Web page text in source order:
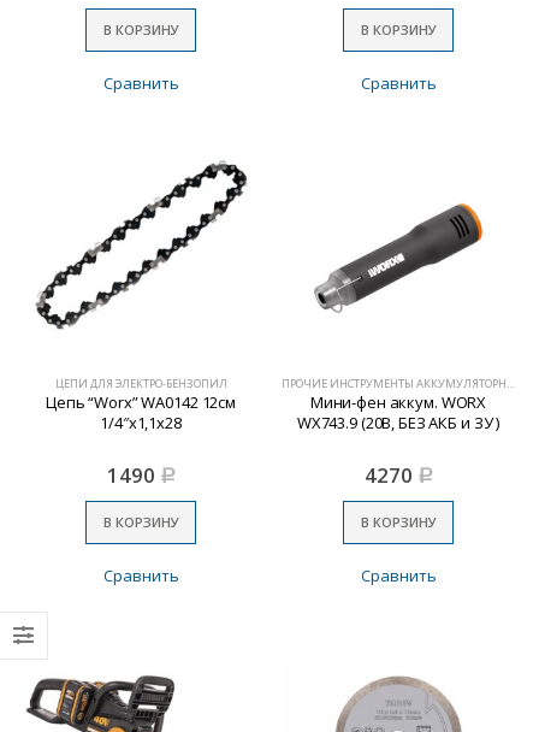
В КОРЗИНУ
Сравнить
В КОРЗИНУ
Сравнить
ЦЕПИ ДЛЯ ЭЛЕКТРО-БЕНЗОПИЛ
Цепь “Worx” WA0142 12см
1/4″х1,1х28
1490 Р
В КОРЗИНУ
Сравнить
Мини-фен аккум. WORX
WX743.9 (20В, БЕЗ АКБ и ЗУ )
4270 Р
В КОРЗИНУ
Сравнить